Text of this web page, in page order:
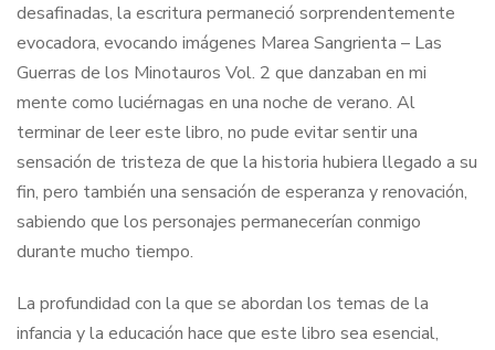
desafinadas, la escritura permaneció sorprendentemente
evocadora, evocando imágenes Marea Sangrienta – Las
Guerras de los Minotauros Vol. 2 que danzaban en mi
mente como luciérnagas en una noche de verano. Al
terminar de leer este libro, no pude evitar sentir una
sensación de tristeza de que la historia hubiera llegado a su
fin, pero también una sensación de esperanza y renovación,
sabiendo que los personajes permanecerían conmigo
durante mucho tiempo.
La profundidad con la que se abordan los temas de la
infancia y la educación hace que este libro sea esencial,